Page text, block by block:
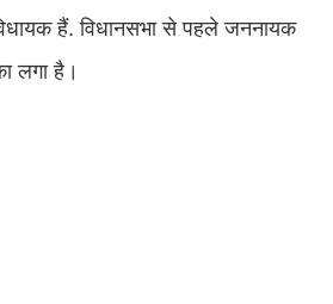
हैं. विधानसभा से पहले जननायक
लगा है।